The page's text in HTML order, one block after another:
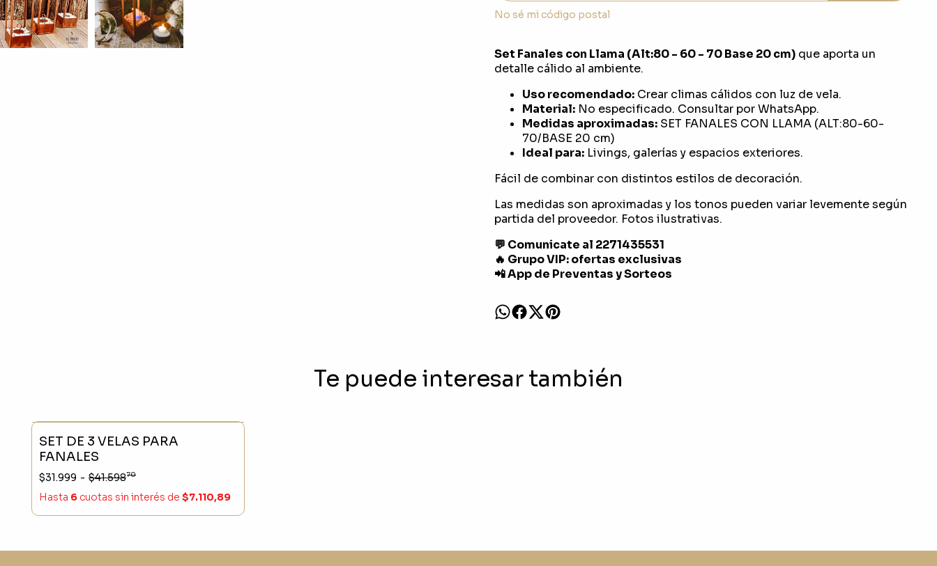
No sé mi código postal
Set Fanales con Llama (Alt:80 - 60 - 70 Base 20 cm)que aporta un
detalle cálido al ambiente.
Uso recomendado:Crear climas cálidos con luz de vela.
Material:No especificado. Consultar por WhatsApp.
Medidas aproximadas:SET FANALES CON LLAMA (ALT:80-60-
70/BASE 20 cm)
Ideal para:Livings, galerías y espacios exteriores.
Fácil de combinar con distintos estilos de decoración.
Las medidas son aproximadas y los tonos pueden variar levemente según
partida del proveedor. Fotos ilustrativas.
💬 Comunicate al 2271435531
🔥 Grupo VIP: ofertas exclusivas
📲 App de Preventas y Sorteos
Te puede interesar también
SIN STOCK
SET DE 3 VELAS PARA
FANALES
$31.999 - $41.59870
Hasta 6 cuotas sin interés de $7.110,89